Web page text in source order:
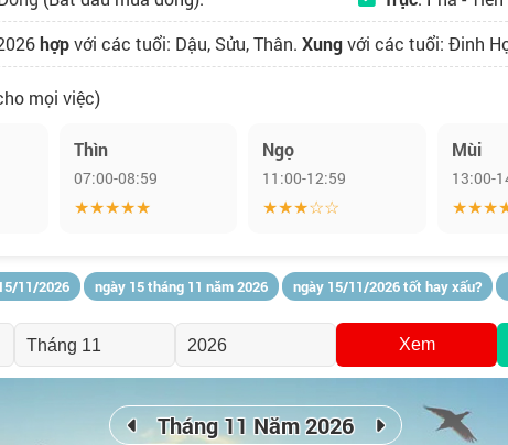
hợpvới các tuổi: Dậu, Sửu, Thân. Xungvới các tuổi: Đinh
mọi việc)
Thìn
07:00-08:59
★★★★★
Ngọ
11:00-12:59
★★★☆☆
Mùi
13:00-
11/2026 ngày 15 tháng 11 năm 2026 ngày 15/11/2026 tốt hay xấu?
Xem
Tháng 11 Năm 2026